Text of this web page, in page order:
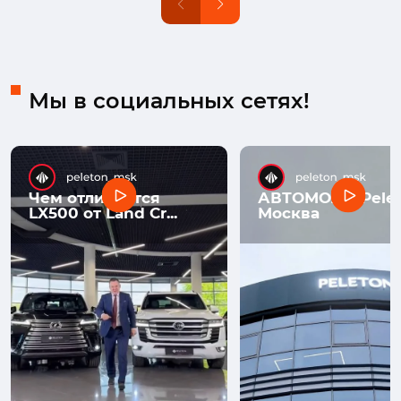
Мы в социальных сетях!
Чем отличается
LX500 от Land Cr...
АВТОМОЛЛ
Москва